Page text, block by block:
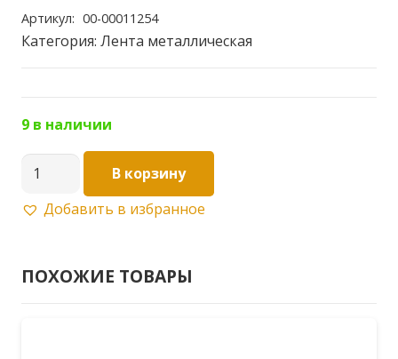
Артикул: 00-00011254
Категория: Лента металлическая
9 в наличии
Количество
Лента
В корзину
Добавить в избранное
ПОХОЖИЕ ТОВАРЫ